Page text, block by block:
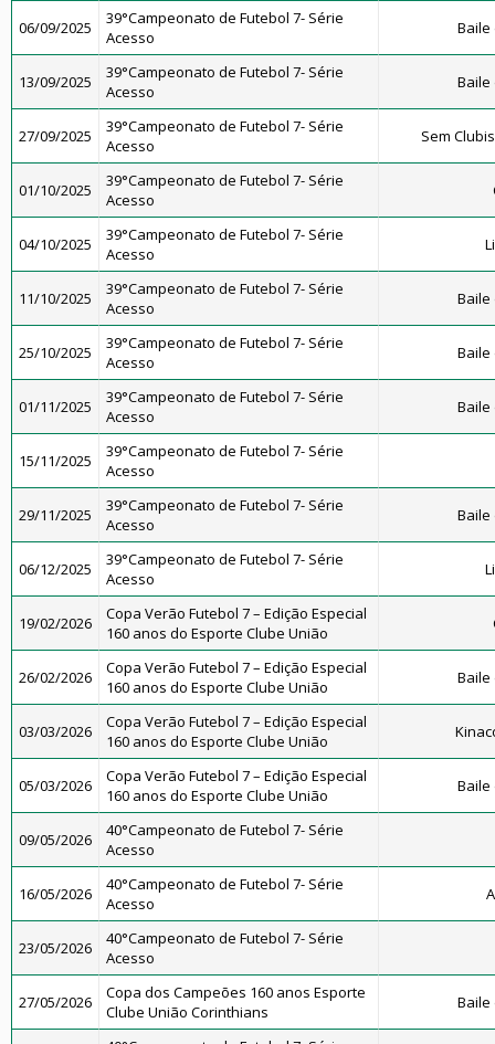
06/09/2025
39°Campeonato de Futebol 7- Série
Acesso
Baile
13/09/2025
39°Campeonato de Futebol 7- Série
Acesso
Baile
27/09/2025
39°Campeonato de Futebol 7- Série
Acesso
Sem
01/10/2025
39°Campeonato de Futebol 7- Série
Acesso
04/10/2025
39°Campeonato de Futebol 7- Série
Acesso
11/10/2025
39°Campeonato de Futebol 7- Série
Acesso
Baile
25/10/2025
39°Campeonato de Futebol 7- Série
Acesso
Baile
01/11/2025
39°Campeonato de Futebol 7- Série
Acesso
Baile
15/11/2025
39°Campeonato de Futebol 7- Série
Acesso
29/11/2025
39°Campeonato de Futebol 7- Série
Acesso
Baile
06/12/2025
39°Campeonato de Futebol 7- Série
Acesso
19/02/2026
Copa Verão Futebol 7 – Edição Especial
160 anos do Esporte Clube União
26/02/2026
Copa Verão Futebol 7 – Edição Especial
160 anos do Esporte Clube União
Baile
03/03/2026
Copa Verão Futebol 7 – Edição Especial
160 anos do Esporte Clube União
05/03/2026
Copa Verão Futebol 7 – Edição Especial
160 anos do Esporte Clube União
Baile
09/05/2026
40°Campeonato de Futebol 7- Série
Acesso
16/05/2026
40°Campeonato de Futebol 7- Série
Acesso
23/05/2026
40°Campeonato de Futebol 7- Série
Acesso
27/05/2026
Copa dos Campeões 160 anos Esporte
Clube União Corinthians
Baile